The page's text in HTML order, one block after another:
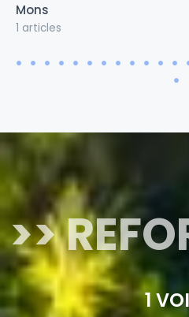
MR Régional
59 articles
>>
1